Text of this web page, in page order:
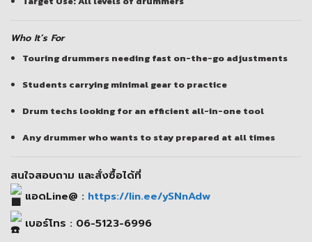
Who It’s For
Touring drummers needing fast on-the-go adjustments
Students carrying minimal gear to practice
Drum techs looking for an efficient all-in-one tool
Any drummer who wants to stay prepared at all times
สนใจสอบถาม และสั่งซื้อได้ที่
แอดLine@ : https://lin.ee/ySNnAdw
เบอร์โทร : 06-5123-6996